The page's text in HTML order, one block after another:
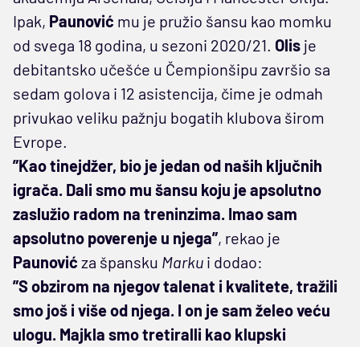
Ipak, Paunović mu je pružio šansu kao momku
od svega 18 godina, u sezoni 2020/21. Olis je
debitantsko učešće u Čempionšipu završio sa
sedam golova i 12 asistencija, čime je odmah
privukao veliku pažnju bogatih klubova širom
Evrope.
”Kao tinejdžer, bio je jedan od naših ključnih
igrača. Dali smo mu šansu koju je apsolutno
zaslužio radom na treninzima. Imao sam
apsolutno poverenje u njega”, rekao je
Paunović za špansku Marku i dodao:
”S obzirom na njegov talenat i kvalitete, tražili
smo još i više od njega. I on je sam želeo veću
ulogu. Majkla smo tretiralli kao klupski